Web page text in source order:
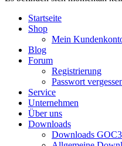
Startseite
Shop
Mein
Blog
Forum
Registrierung
Passwort
Service
Unternehmen
Über uns
Downloads
Downloads